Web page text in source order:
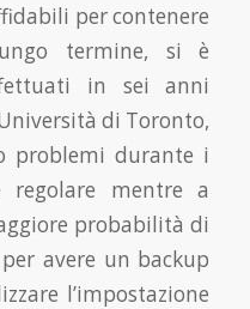
per contenere
termine, si è
in sei anni
di Toronto,
problemi durante i
mentre a
probabilità di
avere un backup
l’impostazione